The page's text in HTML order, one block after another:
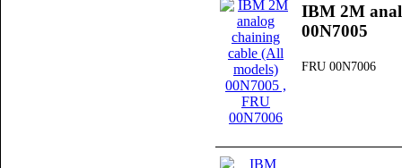
IBM 2M
00N7005
FRU 00N7006